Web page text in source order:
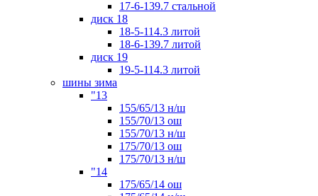
17-6-139.7 стальной
диск 18
18-5-114.3 литой
18-6-139.7 литой
диск 19
19-5-114.3 литой
шины зима
"13
155/65/13 н/ш
155/70/13 ош
155/70/13 н/ш
175/70/13 ош
175/70/13 н/ш
"14
175/65/14 ош